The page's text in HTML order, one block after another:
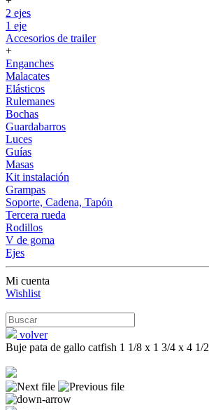
2 ejes
1 eje
Accesorios de trailer
+
Enganches
Malacates
Elásticos
Rulemanes
Bochas
Guardabarros
Luces
Guías
Masas
Kit instalación
Grampas
Soporte, Cadena, Tapón
Tercera rueda
Rodillos
V de goma
Ejes
Mi cuenta
Wishlist
volver
Buje pata de gallo catfish 1 1/8 x 1 3/4 x 4 1/2